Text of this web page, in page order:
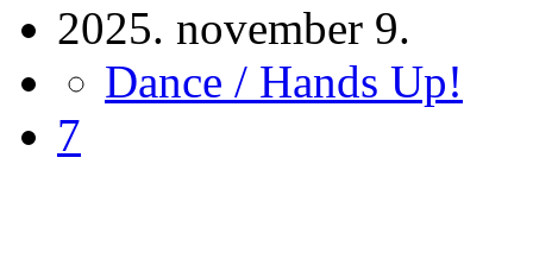
2025. november 9.
Dance / Hands Up!
7